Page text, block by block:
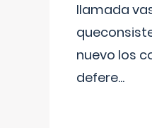
llamada
nuevo los
defere...